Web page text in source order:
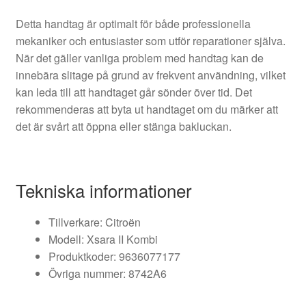
Detta handtag är optimalt för både professionella
mekaniker och entusiaster som utför reparationer själva.
När det gäller vanliga problem med handtag kan de
innebära slitage på grund av frekvent användning, vilket
kan leda till att handtaget går sönder över tid. Det
rekommenderas att byta ut handtaget om du märker att
det är svårt att öppna eller stänga bakluckan.
Tekniska informationer
Tillverkare: Citroën
Modell: Xsara II Kombi
Produktkoder: 9636077177
Övriga nummer: 8742A6